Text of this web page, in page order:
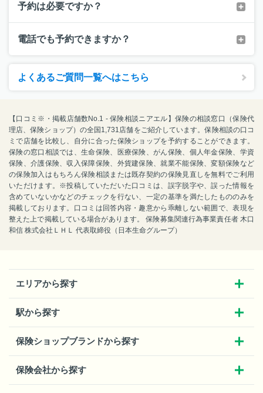
予約は必要ですか？
電話でも予約できますか？
よくあるご質問一覧へはこちら
【口コミ※・掲載店舗数No.1 - 保険相談ニアエル】保険の相談窓口（保険代
理店、保険ショップ）の全国1,731店舗をご紹介しています。保険相談の口コ
ミで店舗を比較し、自分に合った保険ショップを予約することができます。
保険の窓口相談では、生命保険、医療保険、がん保険、個人年金保険、学資
保険、介護保険、収入保障保険、外貨建保険、就業不能保険、変額保険など
の保険加入はもちろん保険相談または既存契約の保険見直しを無料でご利用
いただけます。※投稿していただいた口コミは、誤字脱字や、誤った情報を
含めていないかなどのチェックを行ない、一定の基準を満たしたもののみを
掲載しております。口コミは回答内容・趣意から乖離しない範囲で、表現を
整えた上で掲載している場合があります。 保険募集関連行為事業責任者 木口
和信 株式会社ＬＨＬ 代表取締役（日本生命グループ）
エリアから探す
駅から探す
保険ショップブランドから探す
保険会社から探す